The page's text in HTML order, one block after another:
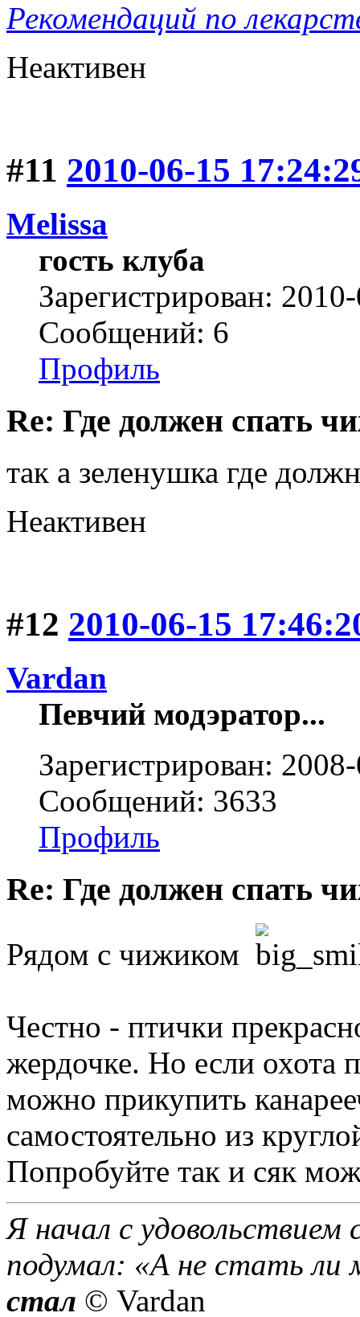
Рекомендаций по
Неактивен
#11 2010-06-15
Melissa
гость клуба
Зарегистрирован:
Сообщений: 6
Профиль
Re: Где должен спать
так а зеленушка где
Неактивен
#12 2010-06-15
Vardan
Певчий модэратор...
Зарегистрирован:
Сообщений: 3633
Профиль
Re: Где должен спать
Рядом с чижиком
Честно - птички
жердочке. Но если охота
можно прикупить
самостоятельно из
Попробуйте так и сяк
Я начал с
подумал: «А не стать ли
стал © Vardan